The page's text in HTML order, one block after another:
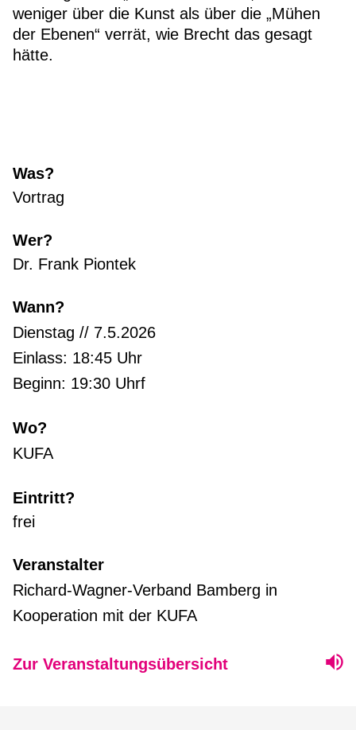
weniger über die Kunst als über die „Mühen
der Ebenen“ verrät, wie Brecht das gesagt
hätte.
Was?
Vortrag
Wer?
Dr. Frank Piontek
Wann?
Dienstag // 7.5.2026
Einlass: 18:45 Uhr
Beginn: 19:30 Uhrf
Wo?
KUFA
Eintritt?
frei
Veranstalter
Richard-Wagner-Verband Bamberg in
Kooperation mit der KUFA
Zur Veranstaltungsübersicht